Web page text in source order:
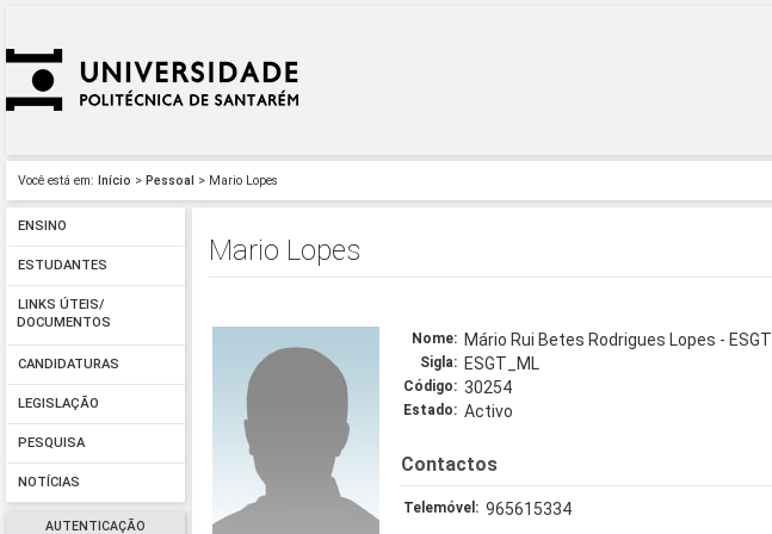
Você está em: Início > Pessoal > Mario Lopes
ENSINO
ESTUDANTES
LINKS ÚTEIS/
DOCUMENTOS
CANDIDATURAS
LEGISLAÇÃO
PESQUISA
NOTÍCIAS
AUTENTICAÇÃO
Mario Lopes
Nome: Mário Rui Betes Rodrigues Lopes - ESGT
Sigla: ESGT_ML
Código: 30254
Estado: Activo
Contactos
Telemóvel: 965615334